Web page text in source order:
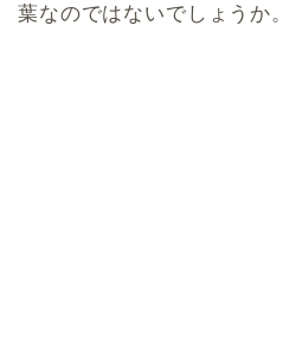
葉なのではないでしょうか。